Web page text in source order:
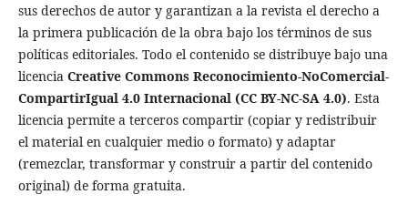
sus derechos de autor y garantizan a la revista el derecho a
la primera publicación de la obra bajo los términos de sus
políticas editoriales. Todo el contenido se distribuye bajo una
licencia Creative Commons Reconocimiento-NoComercial-
CompartirIgual 4.0 Internacional (CC BY-NC-SA 4.0). Esta
licencia permite a terceros compartir (copiar y redistribuir
el material en cualquier medio o formato) y adaptar
(remezclar, transformar y construir a partir del contenido
original) de forma gratuita.